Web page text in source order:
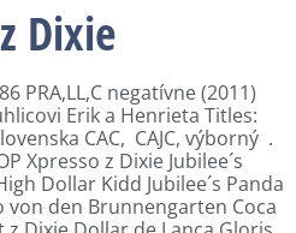
Dixie
PRA,LL,C negatívne (2011)
Erik a Henrieta Titles:
CAC, CAJC, výborný .
Xpresso z Dixie Jubilee´s
Dollar Kidd Jubilee´s Panda
von den Brunnengarten Coca